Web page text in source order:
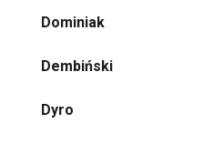
Dominiak
Dembiński
Dyro